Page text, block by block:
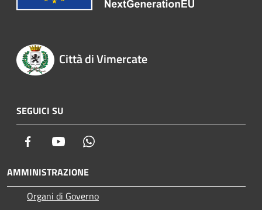
Città di Vimercate
SEGUICI SU
Facebook Youtube
AMMINISTRAZIONE
Organi di Governo